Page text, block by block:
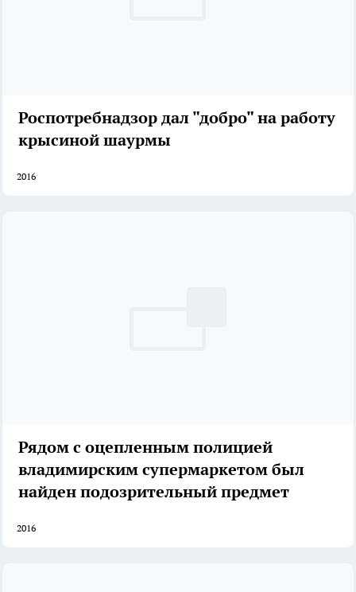
Роспотребнадзор дал "добро" на работу
крысиной шаурмы
2016
Рядом с оцепленным полицией
владимирским супермаркетом был
найден подозрительный предмет
2016